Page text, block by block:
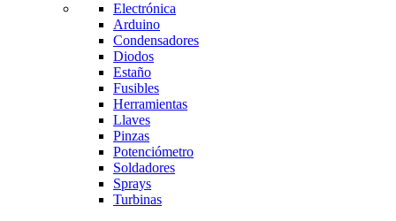
Electrónica
Arduino
Condensadores
Diodos
Estaño
Fusibles
Herramientas
Llaves
Pinzas
Potenciómetro
Soldadores
Sprays
Turbinas